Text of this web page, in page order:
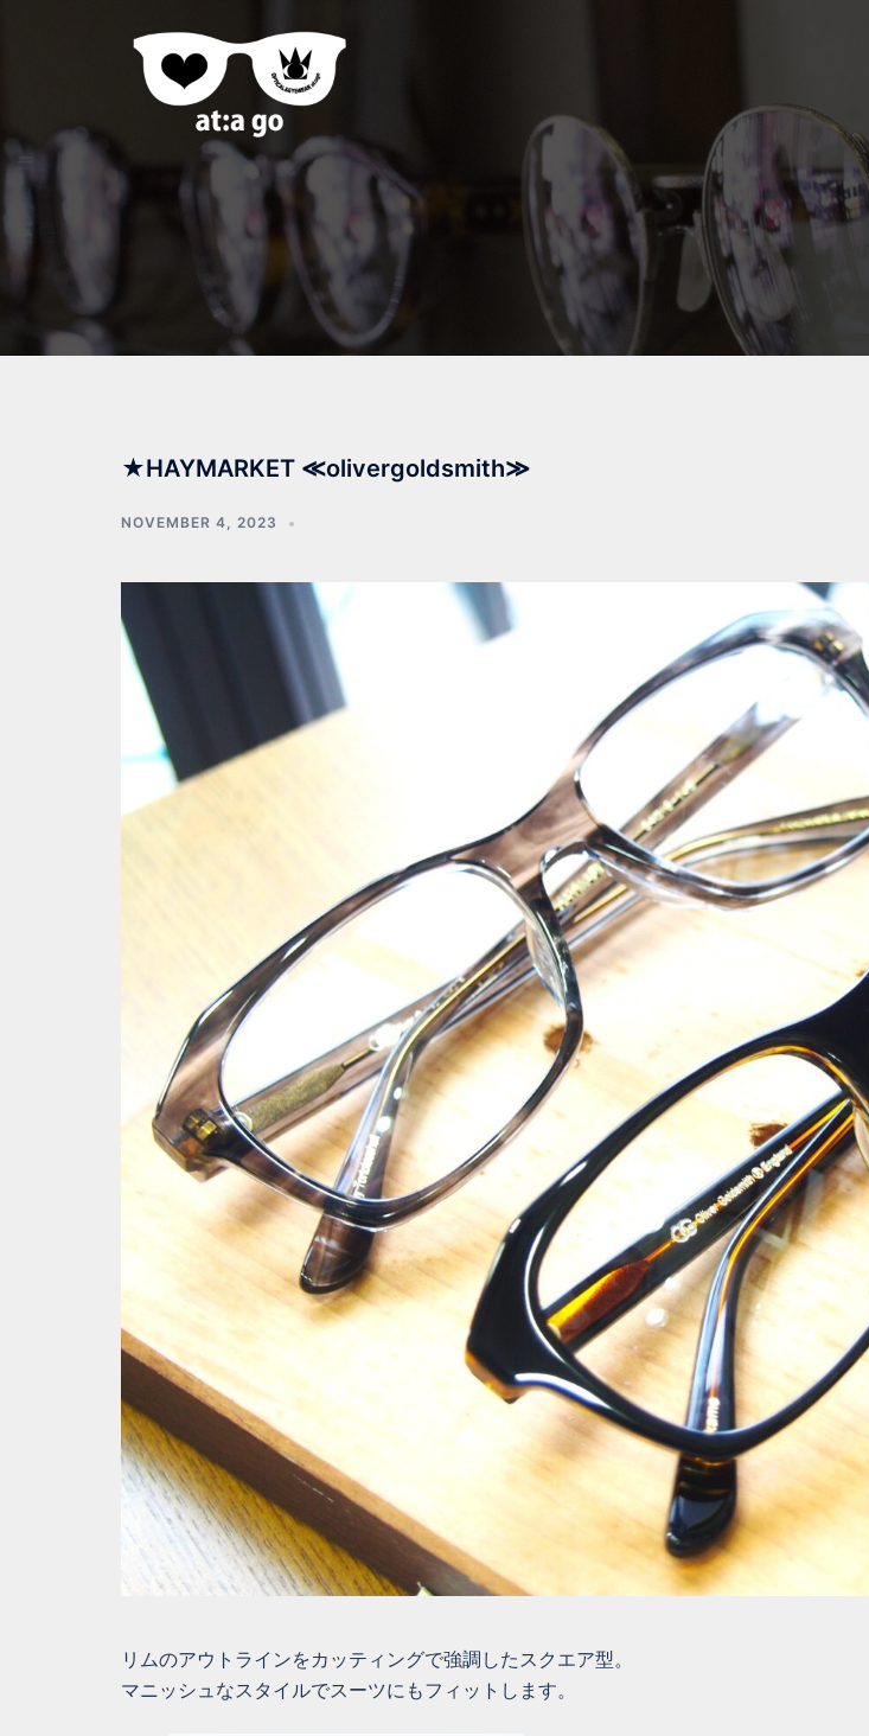
★HAYMARKET ≪olivergoldsmith≫
NOVEMBER 4, 2023
リムのアウトラインをカッティングで強調したスクエア型。
マニッシュなスタイルでスーツにもフィットします。